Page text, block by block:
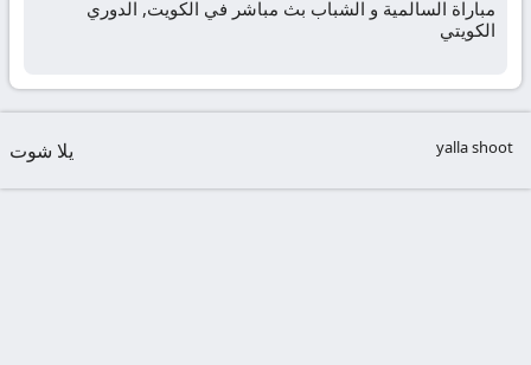
مباراة السالمية و الشباب بث مباشر في الكويت, الدوري
الكويتي
yalla shoot يلا شوت